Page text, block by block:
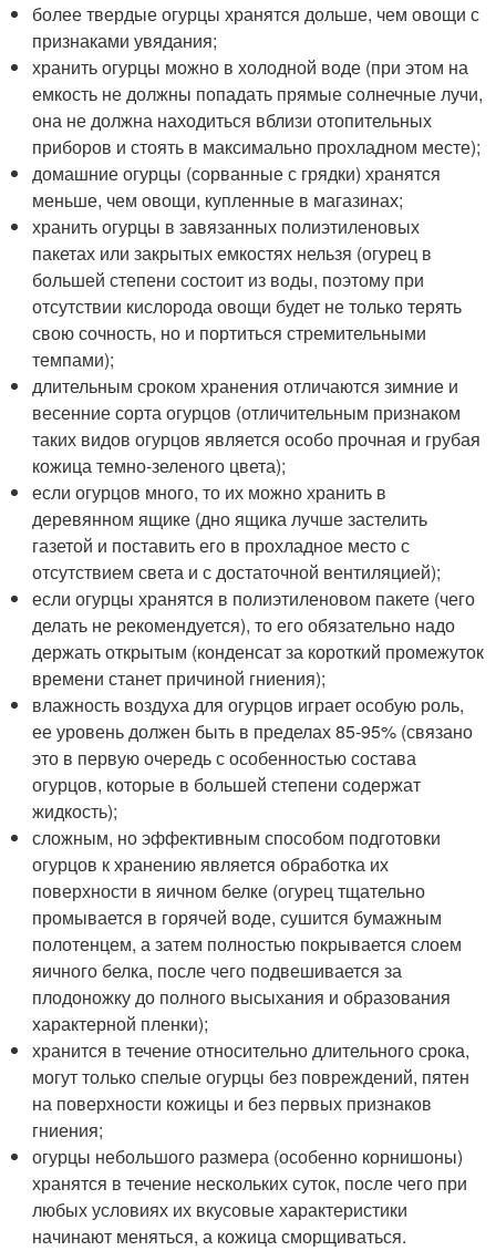
более твердые огурцы хранятся дольше, чем овощи с
признаками увядания;
хранить огурцы можно в холодной воде (при этом на
емкость не должны попадать прямые солнечные лучи,
она не должна находиться вблизи отопительных
приборов и стоять в максимально прохладном месте);
домашние огурцы (сорванные с грядки) хранятся
меньше, чем овощи, купленные в магазинах;
хранить огурцы в завязанных полиэтиленовых
пакетах или закрытых емкостях нельзя (огурец в
большей степени состоит из воды, поэтому при
отсутствии кислорода овощи будет не только терять
свою сочность, но и портиться стремительными
темпами);
длительным сроком хранения отличаются зимние и
весенние сорта огурцов (отличительным признаком
таких видов огурцов является особо прочная и грубая
кожица темно-зеленого цвета);
если огурцов много, то их можно хранить в
деревянном ящике (дно ящика лучше застелить
газетой и поставить его в прохладное место с
отсутствием света и с достаточной вентиляцией);
если огурцы хранятся в полиэтиленовом пакете (чего
делать не рекомендуется), то его обязательно надо
держать открытым (конденсат за короткий промежуток
времени станет причиной гниения);
влажность воздуха для огурцов играет особую роль,
ее уровень должен быть в пределах 85-95% (связано
это в первую очередь с особенностью состава
огурцов, которые в большей степени содержат
жидкость);
сложным, но эффективным способом подготовки
огурцов к хранению является обработка их
поверхности в яичном белке (огурец тщательно
промывается в горячей воде, сушится бумажным
полотенцем, а затем полностью покрывается слоем
яичного белка, после чего подвешивается за
плодоножку до полного высыхания и образования
характерной пленки);
хранится в течение относительно длительного срока,
могут только спелые огурцы без повреждений, пятен
на поверхности кожицы и без первых признаков
гниения;
огурцы небольшого размера (особенно корнишоны)
хранятся в течение нескольких суток, после чего при
любых условиях их вкусовые характеристики
начинают меняться, а кожица сморщиваться.